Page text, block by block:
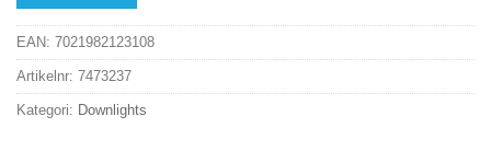
EAN: 7021982123108
Artikelnr: 7473237
Kategori: Downlights